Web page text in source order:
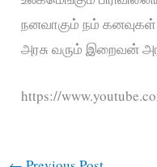
நனவாகும் நம் கனவுகள்
அரசு வரும் இறைவன்
https://